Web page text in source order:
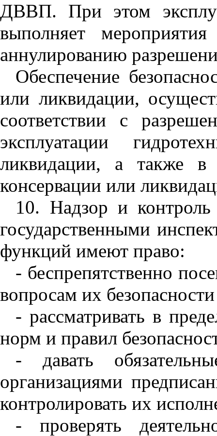
ДВВП. При этом
выполняет
аннулированию
Обеспечение
или ликвидации,
соответствии с
эксплуатации
ликвидации, а также
консервации или
10. Надзор и
государственными
функций имеют право:
- беспрепятственно
вопросам их
- рассматривать в
норм и правил
- давать
организациями
контролировать их
- проверять